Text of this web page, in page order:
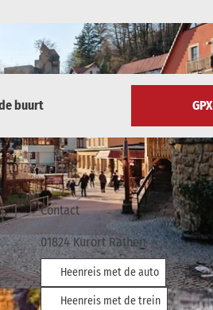
Schweiz
buurt GPX
Contact
01824 Kurort Rathen
Heenreis met de auto
Heenreis met de trein